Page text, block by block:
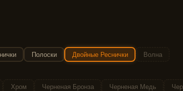
Полоски Двойные Реснички Волна
Хром Черненая Бронза Черненая Медь